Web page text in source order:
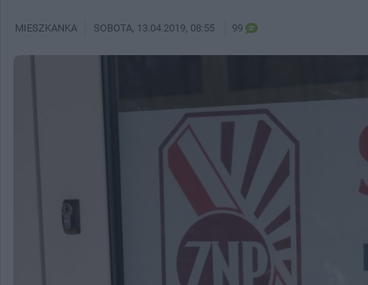
MIESZKANKA SOBOTA , 13.04.2019, 08:55 99